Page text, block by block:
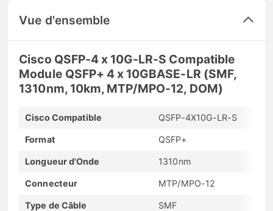
Vue d'ensemble
Cisco QSFP-4 x 10G-LR-S Compatible
Module QSFP+ 4 x 10GBASE-LR (SMF,
1310nm, 10km, MTP/MPO-12, DOM)
Cisco Compatible QSFP-4X10G-LR-S
Format QSFP+
Longueur d'Onde 1310nm
Connecteur MTP/MPO-12
Type de Câble SMF